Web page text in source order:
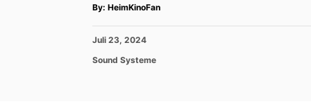
By: A
t
o
HeimKinoFan
P
s
Juli 23, 2024
C
Sound Systeme